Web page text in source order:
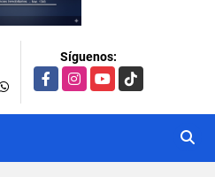
Síguenos:
FacebookInstagramYouTubeTikTok